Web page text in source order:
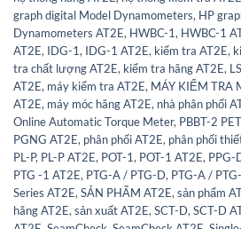
graph digital Model Dynamometers, HP
Dynamometers AT2E, HWBC-1, HWBC-1
AT2E, IDG-1, IDG-1 AT2E, kiểm tra AT2E,
tra chất lượng AT2E, kiểm tra hãng AT2E,
AT2E, máy kiểm tra AT2E, MÁY KIỂM TRA
AT2E, máy móc hãng AT2E, nhà phân phối
Online Automatic Torque Meter, PBBT-2 PET
PGNG AT2E, phân phối AT2E, phân phối
PL-P, PL-P AT2E, POT-1, POT-1 AT2E, PPG-
PTG -1 AT2E, PTG-A / PTG-D, PTG-A /
Series AT2E,SẢN PHẨM AT2E,sản phẩm
hãng AT2E,sản xuất AT2E,SCT-D,SCT-D